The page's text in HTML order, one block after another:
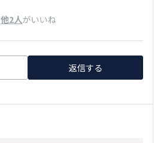
他2人がいいね
返信する